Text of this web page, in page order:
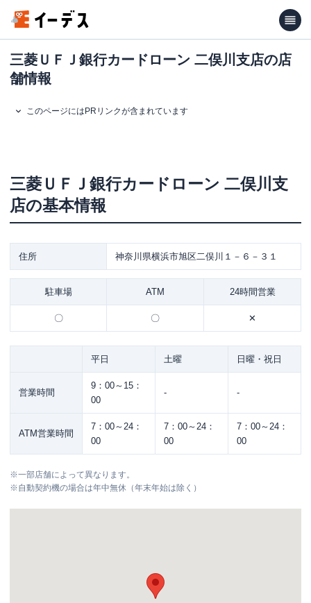
三菱ＵＦＪ銀行カードローン 二俣川支店の店
舗情報
このページにはPRリンクが含まれています
三菱ＵＦＪ銀行カードローン 二俣川支
店の基本情報
住所 神奈川県横浜市旭区二俣川１－６－３１
駐車場 ATM 24時間営業
〇 〇 ✕
平日 土曜 日曜・祝日
営業時間
9：00～15：
00
- -
ATM営業時間
7：00～24：
00
7：00～24：
00
7：00～24：
00
※一部店舗によって異なります。
※自動契約機の場合は年中無休（年末年始は除く）